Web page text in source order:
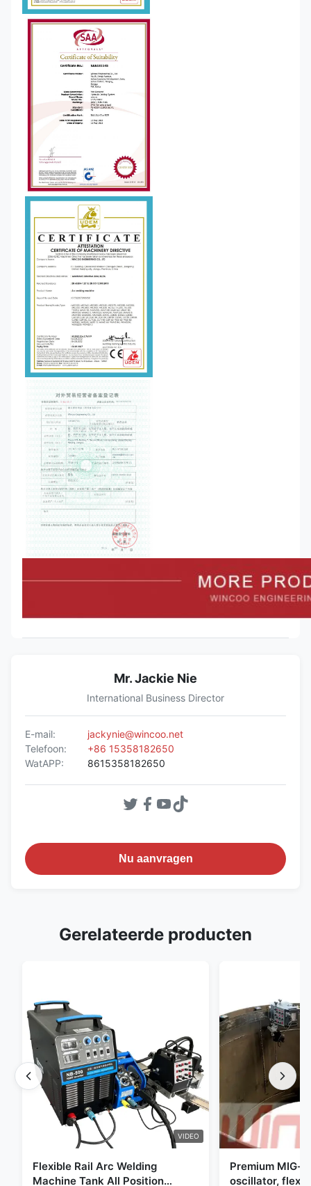
Mr. Jackie Nie
International Business Director
E-mail:
jackynie@wincoo.net
Telefoon:
+86 15358182650
WatAPP:
8615358182650
Nu aanvragen
Gerelateerde producten
VIDEO
Flexible Rail Arc Welding
Machine Tank All Position
Premium MIG-
oscillator,